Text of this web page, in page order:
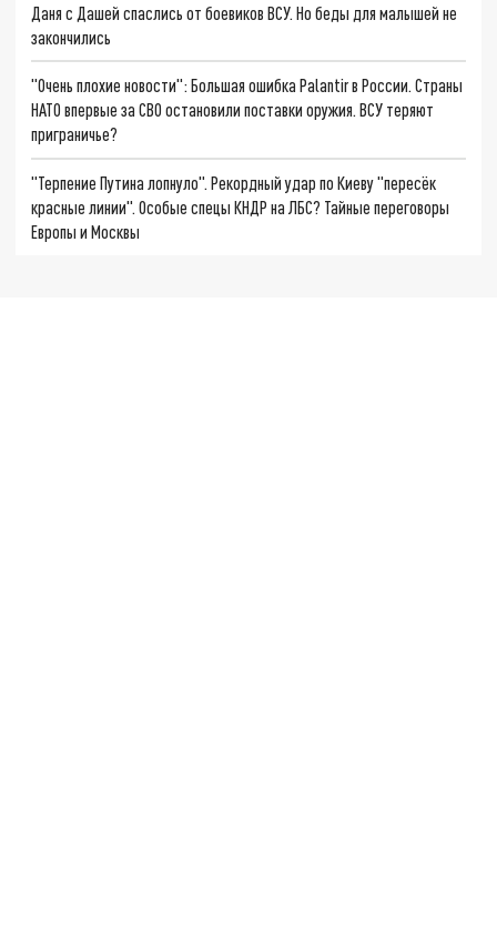
Даня с Дашей спаслись от боевиков ВСУ. Но беды для малышей не
закончились
"Очень плохие новости": Большая ошибка Palantir в России. Страны
НАТО впервые за СВО остановили поставки оружия. ВСУ теряют
приграничье?
"Терпение Путина лопнуло". Рекордный удар по Киеву "пересёк
красные линии". Особые спецы КНДР на ЛБС? Тайные переговоры
Европы и Москвы